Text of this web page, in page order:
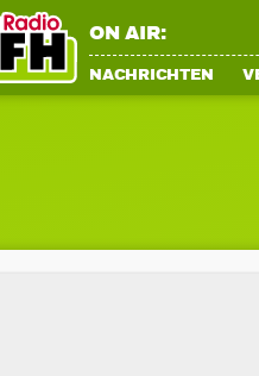
ON AIR:
NACHRICHTEN